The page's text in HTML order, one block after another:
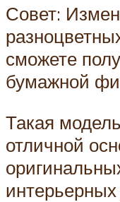
Совет:
сможете
бумажной
Такая
отличной